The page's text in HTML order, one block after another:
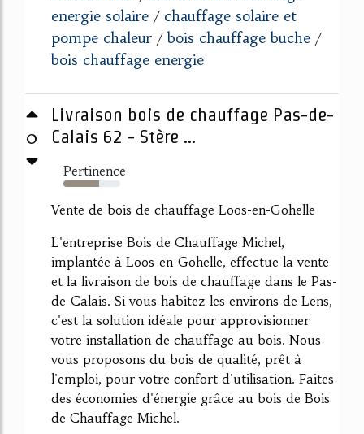
energie solaire / chauffage solaire et
pompe chaleur / bois chauffage buche /
bois chauffage energie
0
Livraison bois de chauffage Pas-de-
Calais 62 - Stère ...
Pertinence
63%
Vente de bois de chauffage Loos-en-Gohelle
L'entreprise Bois de Chauffage Michel,
implantée à Loos-en-Gohelle, effectue la vente
et la livraison de bois de chauffage dans le Pas-
de-Calais. Si vous habitez les environs de Lens,
c'est la solution idéale pour approvisionner
votre installation de chauffage au bois. Nous
vous proposons du bois de qualité, prêt à
l'emploi, pour votre confort d'utilisation. Faites
des économies d'énergie grâce au bois de Bois
de Chauffage Michel.